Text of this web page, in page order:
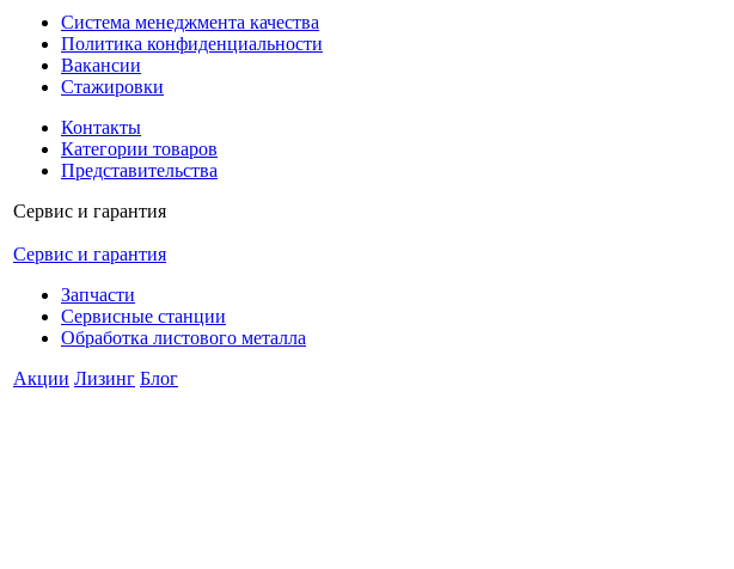
Система менеджмента качества
Политика конфиденциальности
Вакансии
Стажировки
Контакты
Категории товаров
Представительства
Сервис и гарантия
Сервис и гарантия
Запчасти
Сервисные станции
Обработка листового металла
Акции Лизинг Блог